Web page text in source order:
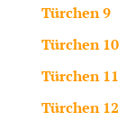
Türchen 9
Türchen 10
Türchen 11
Türchen 12